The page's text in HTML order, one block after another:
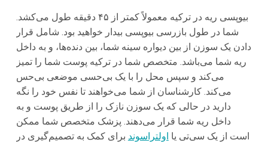
بیوپسی ریه در ترکیه معمولاً کمتر از ۴۵ دقیقه طول می‌کشد.
شما در طول بازرسی بیوپسی بیدار خواهید بود. شامل قرار
دادن یک سوزن از بین دیواره سینه شما، بین دنده‌ها، و به داخل
ریه شما می‌باشد. متخصص شما در ترکیه پوست شما را تمیز
می‌کند و سپس محل را با یک بی‌حسی موضعی بی‌حس
می‌کند. کارشناسان از شما می‌خواهند تا نفس خود را نگه
دارید در حالی که یک سوزن نازک را از طریق پوست و به
داخل ریه شما قرار می‌دهند. پزشک متخصص شما ممکن
است از یک سی‌تی یا اولتراسوند برای کمک به تصمیم‌گیری در